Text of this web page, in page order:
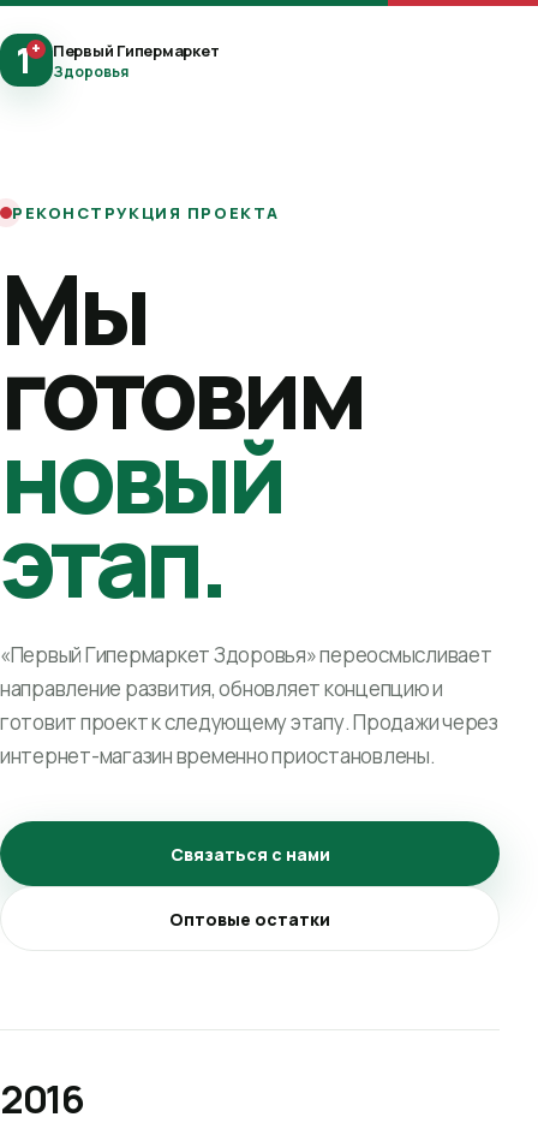
1+ Первый Гипермаркет
Здоровья
РЕКОНСТРУКЦИЯ ПРОЕКТА
Мы
готовим
новый
этап.
«Первый Гипермаркет Здоровья» переосмысливает
направление развития, обновляет концепцию и
готовит проект к следующему этапу. Продажи через
интернет-магазин временно приостановлены.
Связаться с нами
Оптовые остатки
2016